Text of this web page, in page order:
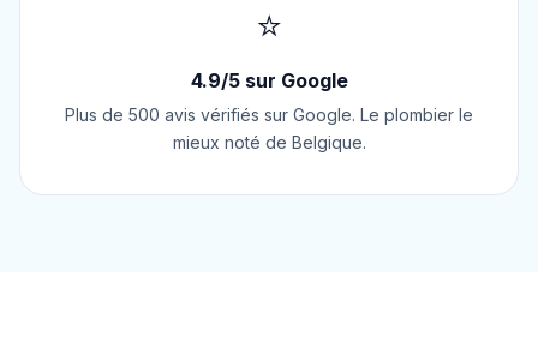
⭐
4.9/5 sur Google
Plus de 500 avis vérifiés sur Google. Le plombier le
mieux noté de Belgique.